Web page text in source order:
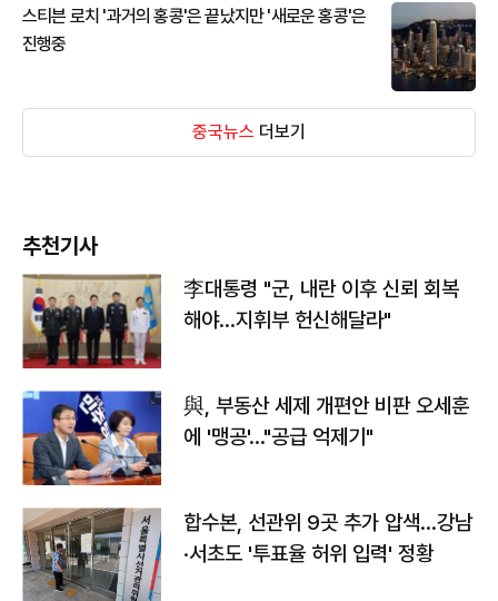
스티븐 로치 '과거의 홍콩'은 끝났지만 '새로운 홍콩'은
진행중
중국뉴스 더보기
추천기사
李대통령 "군, 내란 이후 신뢰 회복
해야…지휘부 헌신해달라"
與, 부동산 세제 개편안 비판 오세훈
에 '맹공'…"공급 억제기"
합수본, 선관위 9곳 추가 압색…강남
·서초도 '투표율 허위 입력' 정황